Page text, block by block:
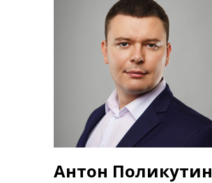
Антон Поликутин